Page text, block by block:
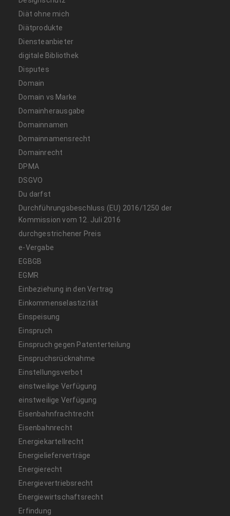
Diät ohne mich
Diätprodukte
Diensteanbieter
digitale Bibliothek
Disputes
Domain
Domain vs Marke
Domainherausgabe
Domainnamen
Domainnamensrecht
Domainrecht
DPMA
DSGVO
Du darfst
Durchführungsbeschluss (EU) 2016/1250 der
Kommission vom 12. Juli 2016
durchgestrichener Preis
e-Vergabe
EGBGB
EGMR
Einbeziehung in den Vertrag
Einkommenselastizität
Einspeisung
Einspruch
Einspruch gegen Patenterteilung
Einspruchsrücknahme
Einstellungsverbot
einstweilige Verfügung
einstweilige Verfügung
Eisenbahnfrachtrecht
Eisenbahnrecht
Energiekartellrecht
Energielieferverträge
Energierecht
Energievertriebsrecht
Energiewirtschaftsrecht
Erfindung